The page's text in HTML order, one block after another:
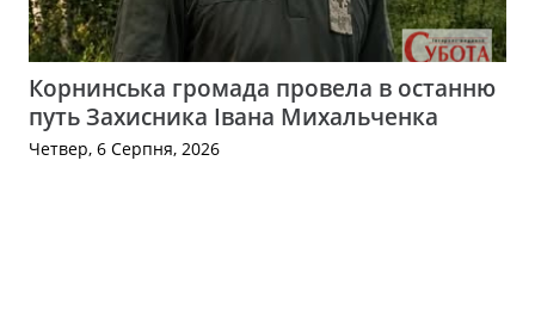
Корнинська громада провела в останню
путь Захисника Івана Михальченка
Четвер, 6 Серпня, 2026